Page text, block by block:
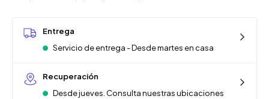
Entrega
Servicio de entrega - Desde martes en casa
Recuperación
Desde jueves. Consulta nuestras ubicaciones